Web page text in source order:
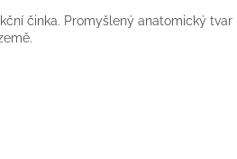
činka. Promyšlený anatomický tvar